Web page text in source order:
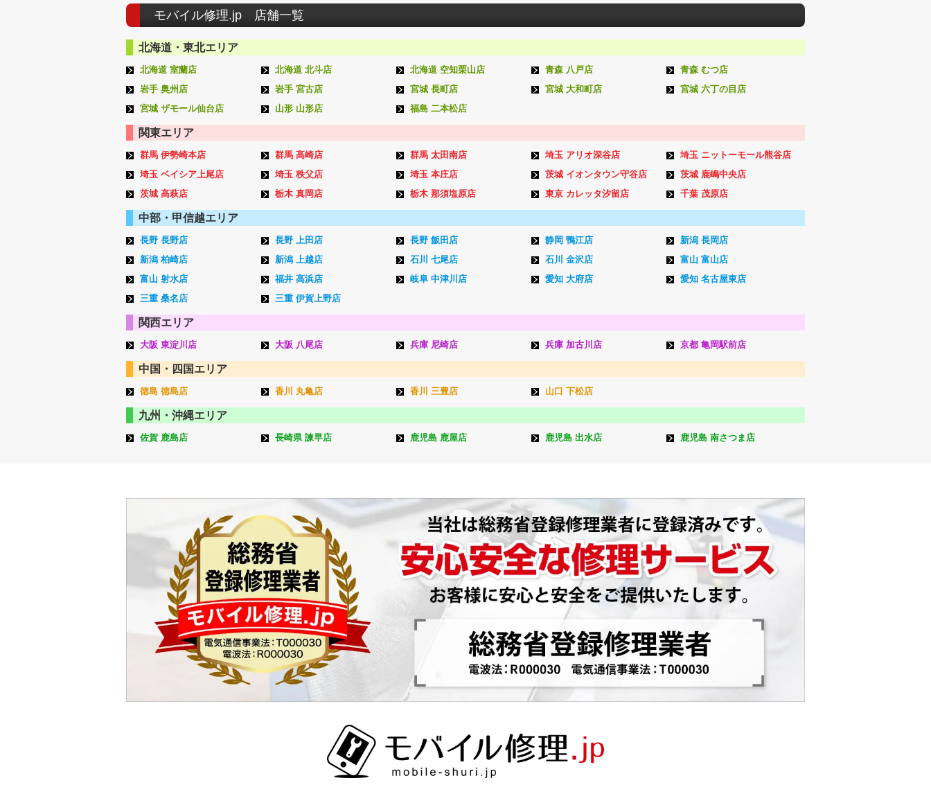
モバイル修理.jp 店舗一覧
北海道・東北エリア
北海道 室蘭店 北海道 北斗店 北海道 空知栗山店 青森 八戸店
青森 むつ店
岩手 奥州店
岩手 宮古店 宮城 長町店 宮城 大和町店
宮城 六丁の目店
宮城 ザモール仙台店
山形 山形店 福島 二本松店
関東エリア
群馬 伊勢崎本店 群馬 高崎店 群馬 太田南店 埼玉 アリオ深谷店
埼玉 ニットーモール熊谷店
埼玉 ベイシア上尾店
埼玉 秩父店 埼玉 本庄店 茨城 イオンタウン守谷店
茨城 鹿嶋中央店
茨城 高萩店
栃木 真岡店 栃木 那須塩原店 東京 カレッタ汐留店 千葉 茂原店
中部・甲信越エリア
長野 長野店 長野 上田店 長野 飯田店 静岡 鴨江店
新潟 長岡店
新潟 柏崎店
新潟 上越店 石川 七尾店 石川 金沢店
富山 富山店
富山 射水店
福井 高浜店 岐阜 中津川店 愛知 大府店
愛知 名古屋東店
三重 桑名店
三重 伊賀上野店
関西エリア
大阪 東淀川店 大阪 八尾店 兵庫 尼崎店 兵庫 加古川店 京都 亀岡駅前店
中国・四国エリア
徳島 徳島店 香川 丸亀店 香川 三豊店 山口 下松店
九州・沖縄エリア
佐賀 鹿島店 長崎県 諫早店 鹿児島 鹿屋店 鹿児島 出水店 鹿児島 南さつま店